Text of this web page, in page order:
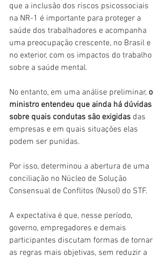
que a inclusão dos riscos psicossociais
na NR-1 é importante para proteger a
saúde dos trabalhadores e acompanha
uma preocupação crescente, no Brasil e
no exterior, com os impactos do trabalho
sobre a saúde mental.
No entanto, em uma análise preliminar, o
ministro entendeu que ainda há dúvidas
sobre quais condutas são exigidas das
empresas e em quais situações elas
podem ser punidas.
Por isso, determinou a abertura de uma
conciliação no Núcleo de Solução
Consensual de Conflitos (Nusol) do STF.
A expectativa é que, nesse período,
governo, empregadores e demais
participantes discutam formas de tornar
as regras mais objetivas, sem reduzir a